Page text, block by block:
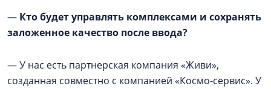
— Кто будет управлять комплексами и сохранять
заложенное качество после ввода?
— У нас есть партнерская компания «Живи»,
созданная совместно с компанией «Космо-сервис». У